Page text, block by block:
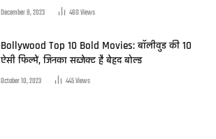
December 8, 2023 460Views
Bollywood Top 10 Bold Movies: बॉलीवुड की 10
ऐसी फिल्में, जिनका सब्जेक्ट है बेहद बोल्ड
October 10, 2023 445Views